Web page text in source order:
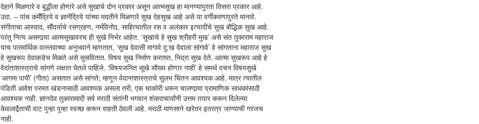
देहाने मिळणारे व बुद्धीला होणारे असे सुखाचे दोन प्रकार असून आत्मसुख हा मानण्यापुरता तिसरा प्रकार आहे.
उदा. – पांच कर्मेंद्रिये व ज्ञानेंद्रिये यांच्या मदतीने मिळणारे सुख देहसुख आहे असे या वर्गीकरणापुरते मानावे.
संगीताचा आस्वाद, सौंदर्याचे रसग्रहण, नर्मविनोद, साहित्यातील रस व अलंकार इत्यादींचे सुख बौद्धिक सुख आहे.
परंतु नित्य असणार्‍या आत्मसुखावरच ही सुखे निर्भर आहेत. ‘सुखाचे हे सुख श्रीहरी मुख’ असे संत तुकाराम महाराज
याच पारमार्थिक वास्तवाच्या अनुभवाने म्हणतात, ‘सुख देवासी मागावे दु:ख देवाला सांगावे’ हे सांगताना महाराज सुख
हे सुखरूप देवाकडेच मिळते असे सुचवितात. विषय सुख निर्माण करतात, निद्रा सुख देते. आत्मा सुखरूप आहे हे
वेदांताशास्त्राचे सांगणे लक्षात घेतले पाहिजे. ‘विषयजनित सूखे सौख्य होणार नाही’ हे समर्थ वचन विषयसुखे
‘आगमा पायी’ (गीता) असतात असे सांगते; म्हणून वेदान्तशास्त्राचे सुलभ चिंतन आवश्यक आहे. मात्र त्यातील
पंडिती आवेश परमत खंडनासाठी आवश्यक असला तरी, एक चाकोरी धरून चालणार्‍या प्रामाणिक साधकांसाठी
आवश्यक नाही. ज्ञानदेव तुकारामादी सर्व मराठी संतांनी भगवान शंकराचार्यांनी उत्तम तयार करून दिलेल्या
केवलाद्वैताची वाट पुन्हा पुन्हा स्वच्छ करून वाहती ठेवली आहे. मराठी माणसाने खरेतर इतरत्र जाण्याची गरजच
नाही.